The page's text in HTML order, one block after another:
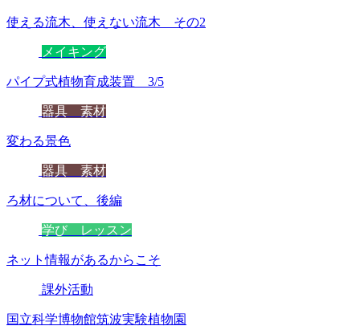
使える流木、使えない流木 その2
メイキング
パイプ式植物育成装置 3/5
器具 素材
変わる景色
器具 素材
ろ材について、後編
学び レッスン
ネット情報があるからこそ
課外活動
国立科学博物館筑波実験植物園